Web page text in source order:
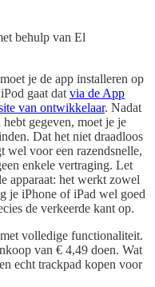
behulp van El
je de app installeren op
gaat datvia de App
van ontwikkelaar. Nadat
gegeven, moet je je
Dat het niet draadloos
wel voor een razendsnelle,
enkele vertraging. Let
apparaat: het werkt zowel
je iPhone of iPad wel goed
de verkeerde kant op.
volledige functionaliteit.
van € 4,49 doen. Wat
echt trackpad kopen voor